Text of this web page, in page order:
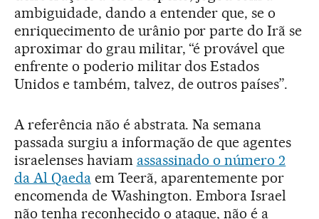
ambiguidade, dando a entender que, se o
enriquecimento de urânio por parte do Irã se
aproximar do grau militar, “é provável que
enfrente o poderio militar dos Estados
Unidos e também, talvez, de outros países”.
A referência não é abstrata. Na semana
passada surgiu a informação de que agentes
israelenses haviam assassinado o número 2
da Al Qaedaem Teerã, aparentemente por
encomenda de Washington. Embora Israel
não tenha reconhecido o ataque, não é a